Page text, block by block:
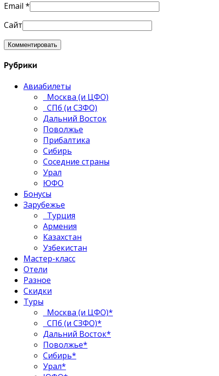
Email *
Сайт
Рубрики
Авиабилеты
Москва (и ЦФО)
СПб (и СЗФО)
Дальний Восток
Поволжье
Прибалтика
Сибирь
Соседние страны
Урал
ЮФО
Бонусы
Зарубежье
Турция
Армения
Казахстан
Узбекистан
Мастер-класс
Отели
Разное
Скидки
Туры
Москва (и ЦФО)*
СПб (и СЗФО)*
Дальний Восток*
Поволжье*
Сибирь*
Урал*